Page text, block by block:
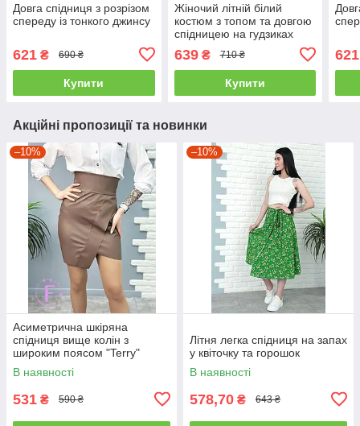
Довга спідниця з розрізом
спереду із тонкого джинсу
621 ₴ 690 ₴
Купити
Жіночий літній білий
костюм з топом та довгою
спідницею на гудзиках
639₴ 710 ₴
Купити
621
Акційні пропозиції та новинки
–10%
Асиметрична шкіряна
спідниця вище колін з
широким поясом "Terry"
(тонка) колір мокко
В наявності
531 ₴ 590 ₴
–10%
Літня легка спідниця на запах
у квіточку та горошок
В наявності
578,70 ₴ 643 ₴